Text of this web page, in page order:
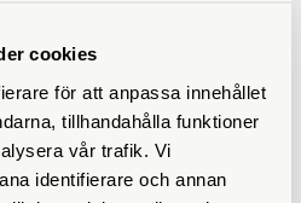
cookies
för att anpassa innehållet
tillhandahålla funktioner
vår trafik. Vi
identifierare och annan
Adox
Adox Neutol Eco 1000 ml
conc.
Finns i lager